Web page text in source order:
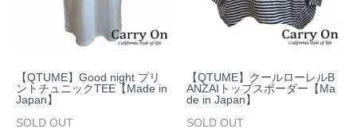
【QTUME】Good night プリ
ントチュニックTEE【Made in
Japan】
SOLD OUT
【QTUME】クールローレルB
ANZAIトップスボーダー【Ma
de in Japan】
SOLD OUT